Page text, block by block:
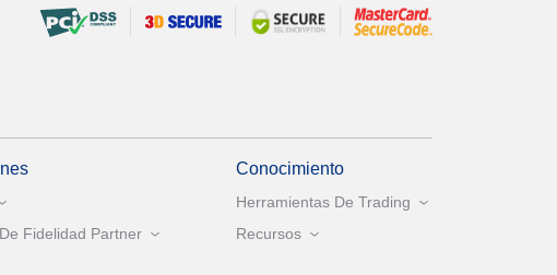
Fidelidad Partner
Conocimiento
Herramientas De Trading
Recursos